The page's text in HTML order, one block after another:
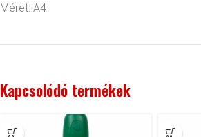
Méret: A4
Kapcsolódó termékek